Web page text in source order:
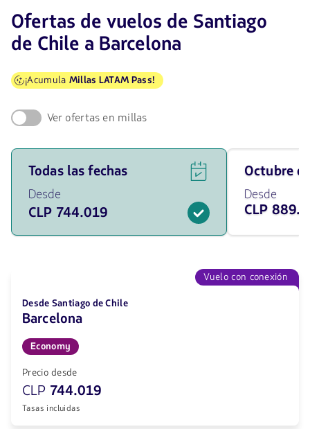
Ofertas de vuelos de Santiago
de Chile a Barcelona
¡Acumula Millas LATAM Pass!
Ver ofertas en millas
Ver
ofertas
de
vuelos
para
las
Todas las fechas
Desde
CLP 744.019
Viaja
en
octubre
de
2026
889709
octubre
Desde
CLP
Vuelo con conexión
Desde Santiago de Chile
Barcelona
Economy
Precio desde
CLP 744.019
Tasas incluidas